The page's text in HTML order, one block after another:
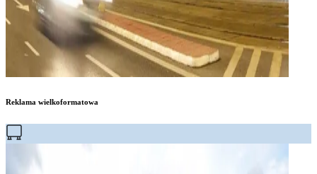
Reklama wielkoformatowa